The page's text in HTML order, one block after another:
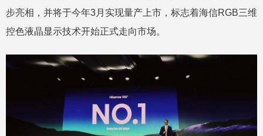
步亮相，并将于今年3月实现量产上市，标志着海信RGB三维
控色液晶显示技术开始正式走向市场。